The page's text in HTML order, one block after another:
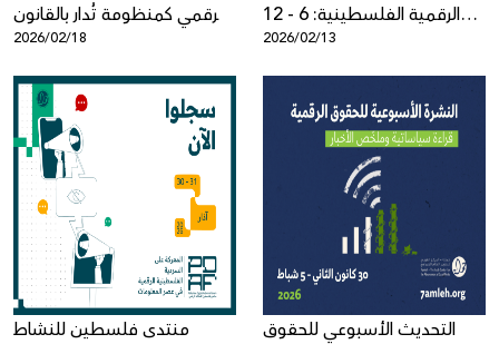
الرقمي كمنظومة تُدار بالقانون
والضغط السياسي والخوارزميات
2026/02/18
الرقمية الفلسطينية: 6 - 12
شباط 2026
2026/02/13
منتدى فلسطين للنشاط
التحديث الأسبوعي للحقوق